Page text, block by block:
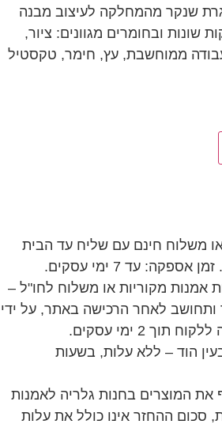
שנקר מהמחלקה לעיצוב מבנה
שונות ובחומרים מגוונים: ציור,
ממוחשבת, עץ, חימר, טקסטיל
40 ש"ח או משלוח חינם עם שליח עד הבית
אמנות מקוריות או משלוח לחו"ל –
ותחושב לאחר הרכישה באתר, על ידי
2 ימי עסקים.
הוד – ללא עלות, בשעות
את המוצרים בחנות גלריה לאמנות
סכום ההחזר אינו כולל את עלות